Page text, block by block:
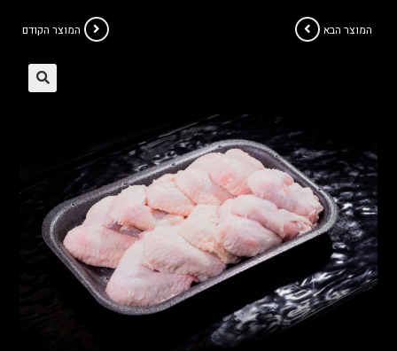
המוצר הקודם המוצר הבא